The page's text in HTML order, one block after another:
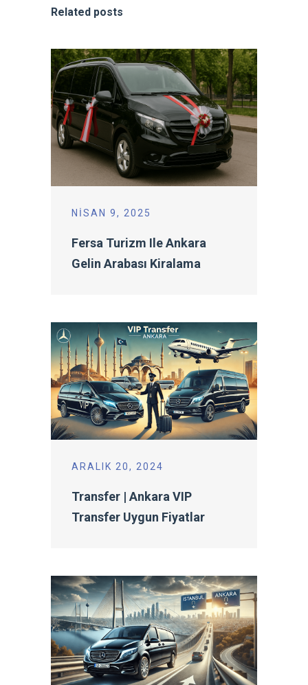
Related posts
NISAN 9, 2025
Fersa Turizm Ile Ankara
Gelin Arabası Kiralama
ARALIK 20, 2024
Transfer | Ankara VIP
Transfer Uygun Fiyatlar